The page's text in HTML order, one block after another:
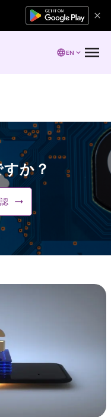
EN
か？